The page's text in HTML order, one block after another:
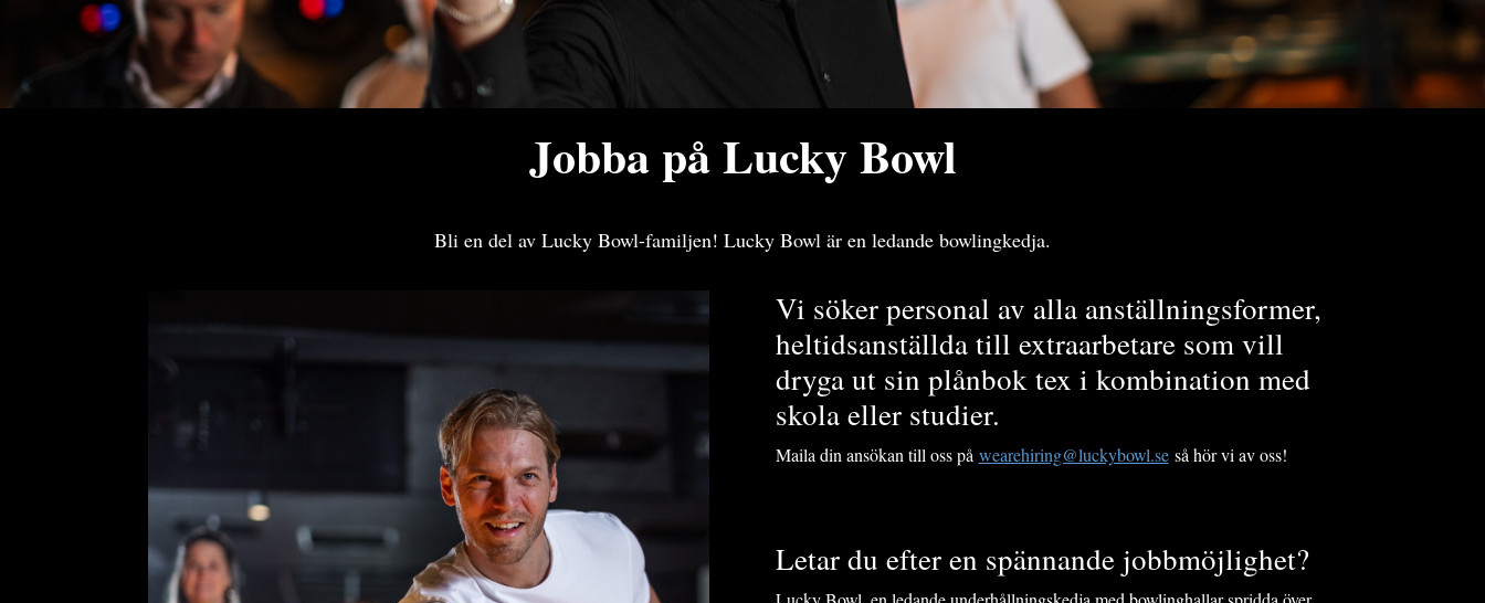
Jobba på Lucky Bowl
Bli en del av Lucky Bowl-familjen! Lucky Bowl är en ledande bowlingkedja.
Vi söker personal av alla anställningsformer,
heltidsanställda till extraarbetare som vill
dryga ut sin plånbok tex i kombination med
skola eller studier.
Maila din ansökan till oss på wearehiring@luckybowl.seså hör vi av oss!
Letar du efter en spännande jobbmöjlighet?